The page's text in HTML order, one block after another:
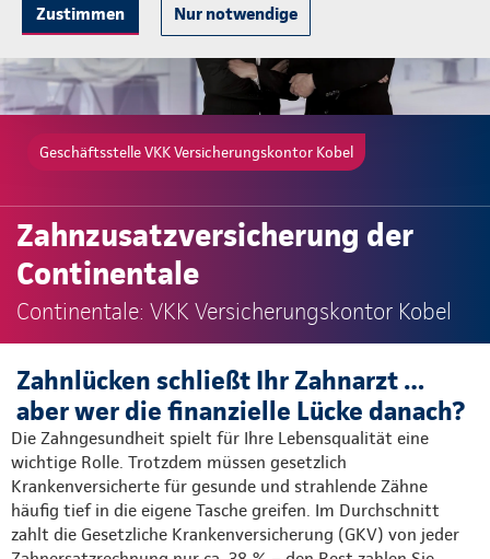
Zustimmen Nur notwendige
Geschäftsstelle VKK Versicherungskontor Kobel
Zahnzusatzversicherung der
Continentale
Continentale: VKK Versicherungskontor Kobel
Zahnlücken schließt Ihr Zahnarzt …
aber wer die finanzielle Lücke danach?
Die Zahngesundheit spielt für Ihre Lebensqualität eine
wichtige Rolle. Trotzdem müssen gesetzlich
Krankenversicherte für gesunde und strahlende Zähne
häufig tief in die eigene Tasche greifen. Im Durchschnitt
zahlt die Gesetzliche Krankenversicherung (GKV) von jeder